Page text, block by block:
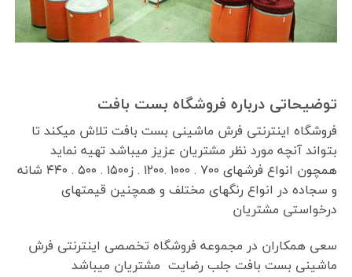
توضیحاتی درباره فروشگاه بست بافت
فروشگاه اینترنتی فرش ماشینی بست بافت تلاش میکند تا
بتواند آنچه مورد نظر مشتریان عزیز میباشد تهیه نماید
همچون انواع فرشهای ۷۰۰ . ۱۰۰۰ .۱۲۰۰ . ز۱۵۰۰ . ۵۰۰ . ۴۴۰ شانه
و سجاده در انواع رنگهای مختلف و همچنین قیمتهای
درخواستی مشتریان
سعی همکاران در مجموعه فروشگاه تخصصی اینترنتی فرش
ماشینی بست بافت جلب رضایت مشتریان میباشد